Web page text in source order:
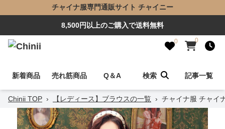
チャイナ服専門通販サイト チャイニー
8,500円以上のご購入で送料無料
0 0
新着商品 売れ筋商品 Q＆A 検索 記事一覧
Chinii TOP › 【レディース】ブラウスの一覧 › チャイナ服 チャイ